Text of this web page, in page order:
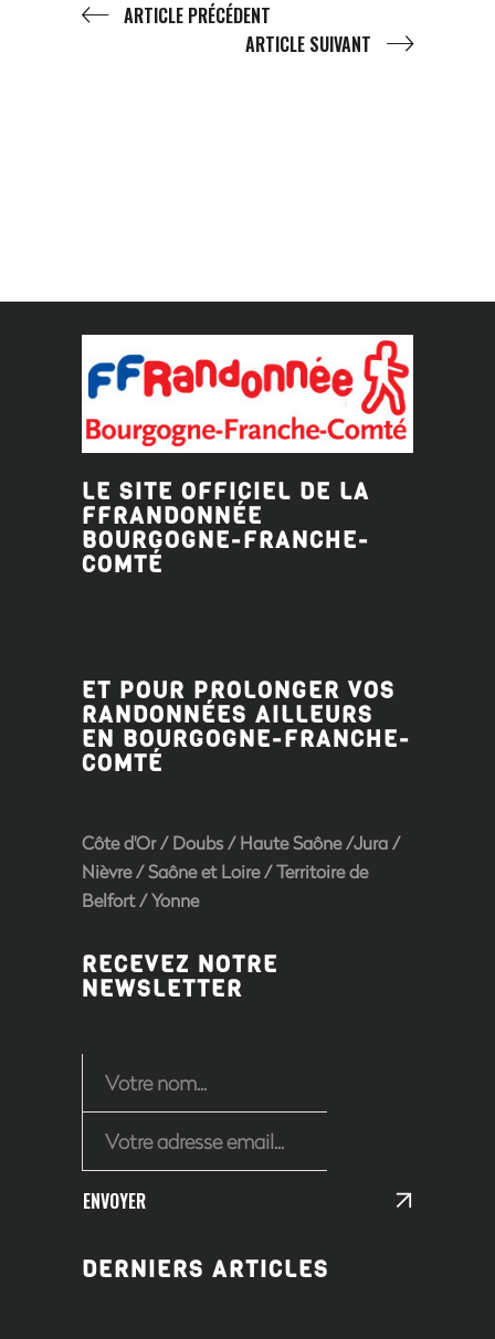
ARTICLE PRÉCÉDENT
ARTICLE SUIVANT
LE SITE OFFICIEL DE LA
FFRANDONNÉE
BOURGOGNE-FRANCHE-
COMTÉ
ET POUR PROLONGER VOS
RANDONNÉES AILLEURS
EN BOURGOGNE-FRANCHE-
COMTÉ
Côte d'Or/Doubs/Haute Saône/Jura/
Nièvre/Saône et Loire/ Territoire de
Belfort /Yonne
RECEVEZ NOTRE
NEWSLETTER
ENVOYER
DERNIERS ARTICLES